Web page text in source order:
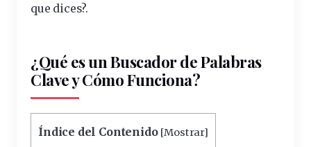
que dices?.
¿Qué es un Buscador de Palabras
Clave y Cómo Funciona?
Índice del Contenido [Mostrar]